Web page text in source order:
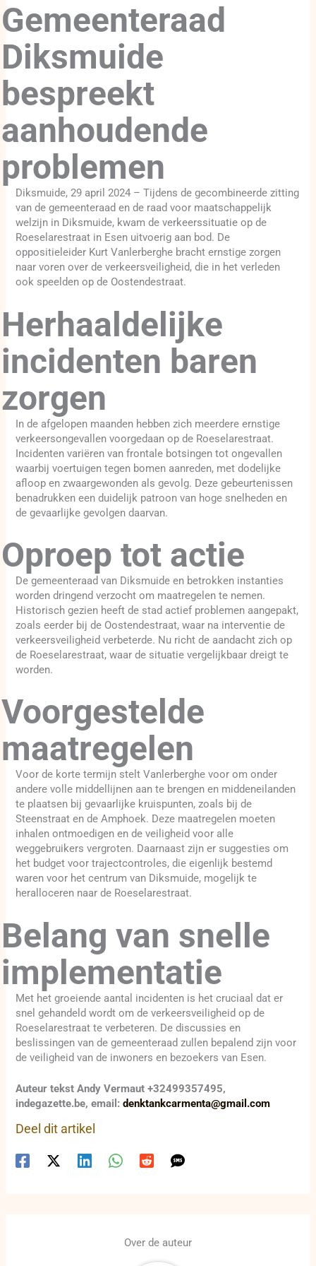
Gemeenteraad
Diksmuide
bespreekt
aanhoudende
problemen
Diksmuide, 29 april 2024 – Tijdens de gecombineerde zitting
van de gemeenteraad en de raad voor maatschappelijk
welzijn in Diksmuide, kwam de verkeerssituatie op de
Roeselarestraat in Esen uitvoerig aan bod. De
oppositieleider Kurt Vanlerberghe bracht ernstige zorgen
naar voren over de verkeersveiligheid, die in het verleden
ook speelden op de Oostendestraat.
Herhaaldelijke
incidenten baren
zorgen
In de afgelopen maanden hebben zich meerdere ernstige
verkeersongevallen voorgedaan op de Roeselarestraat.
Incidenten variëren van frontale botsingen tot ongevallen
waarbij voertuigen tegen bomen aanreden, met dodelijke
afloop en zwaargewonden als gevolg. Deze gebeurtenissen
benadrukken een duidelijk patroon van hoge snelheden en
de gevaarlijke gevolgen daarvan.
Oproep tot actie
De gemeenteraad van Diksmuide en betrokken instanties
worden dringend verzocht om maatregelen te nemen.
Historisch gezien heeft de stad actief problemen aangepakt,
zoals eerder bij de Oostendestraat, waar na interventie de
verkeersveiligheid verbeterde. Nu richt de aandacht zich op
de Roeselarestraat, waar de situatie vergelijkbaar dreigt te
worden.
Voorgestelde
maatregelen
Voor de korte termijn stelt Vanlerberghe voor om onder
andere volle middellijnen aan te brengen en middeneilanden
te plaatsen bij gevaarlijke kruispunten, zoals bij de
Steenstraat en de Amphoek. Deze maatregelen moeten
inhalen ontmoedigen en de veiligheid voor alle
weggebruikers vergroten. Daarnaast zijn er suggesties om
het budget voor trajectcontroles, die eigenlijk bestemd
waren voor het centrum van Diksmuide, mogelijk te
heralloceren naar de Roeselarestraat.
Belang van snelle
implementatie
Met het groeiende aantal incidenten is het cruciaal dat er
snel gehandeld wordt om de verkeersveiligheid op de
Roeselarestraat te verbeteren. De discussies en
beslissingen van de gemeenteraad zullen bepalend zijn voor
de veiligheid van de inwoners en bezoekers van Esen.
Auteur tekst Andy Vermaut +32499357495,
indegazette.be, email:denktankcarmenta@gmail.com
Deel dit artikel
Over de auteur